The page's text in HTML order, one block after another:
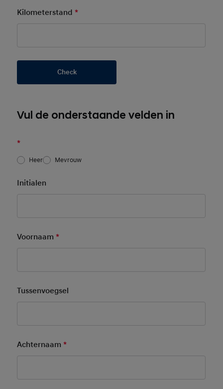
Kilometerstand*
Check
Vul de onderstaande velden in
*
Heer Mevrouw
Initialen
Voornaam*
Tussenvoegsel
Achternaam*